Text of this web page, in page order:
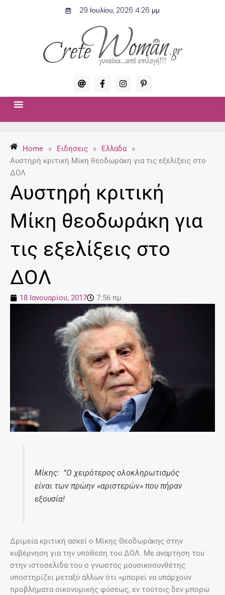
29 Ιουλίου, 2026 4:26 μμ
A
t
F
a
c
-
f
I
n
s
P
i
n
p
Home » Ειδήσεις » Ελλάδα
»
Αυστηρή κριτική Μίκη θεοδωράκη για τις εξελίξεις στο
ΔΟΛ
Αυστηρή κριτική
Μίκη θεοδωράκη για
τις εξελίξεις στο
ΔΟΛ
18 Ιανουαρίου, 2017 7:56 πμ
Μίκης: “Ο χειρότερος ολοκληρωτισμός
είναι των πρώην «αριστερών» που πήραν
εξουσία!
Δριμεία κριτική ασκεί ο Μίκης Θεοδωράκης στην
κυβέρνηση για την υπόθεση του ΔΟΛ. Με ανάρτηση του
στην ιστοσελίδα του ο γνωστός μουσικοσυνθέτης
υποστηρίζει μεταξύ άλλων ότι «μπορεί να υπάρχουν
προβλήματα οικονομικής φύσεως, εν τούτοις δεν μπορώ